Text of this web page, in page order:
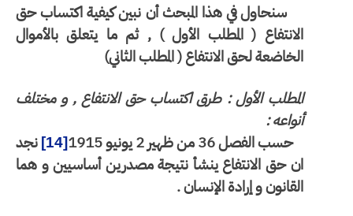
سنحاول في هذا المبحث أن نبين كيفية اكتساب حق
الانتفاع ( المطلب الأول ) , ثم ما يتعلق بالأموال
الخاضعة لحق الانتفاع ( المطلب الثاني)
المطلب الأول : طرق اكتساب حق الانتفاع , و مختلف
أنواعه :
حسب الفصل 36 من ظهير 2 يونيو 1915
[14]نجد
ان حق الانتفاع ينشأ نتيجة مصدرين أساسيين و هما
القانون و إرادة الإنسان .